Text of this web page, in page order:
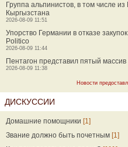
Группа альпинистов, в том числе
Кыргызстана
2026-08-09 11:51
Упорство Германии в отказе
Politico
2026-08-09 11:44
Пентагон представил пятый
2026-08-09 11:38
Новости
ДИСКУССИИ
Домашние помощники [1]
Звание должно быть почетным [1]